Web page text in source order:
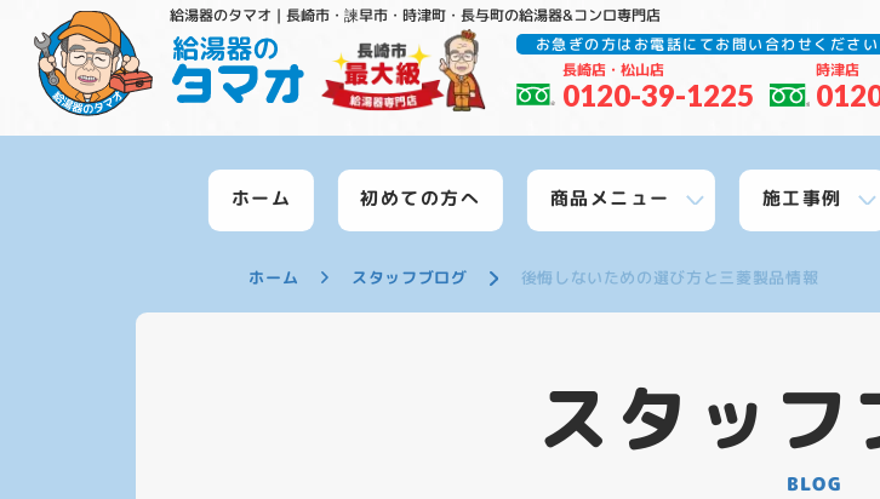
給湯器のタマオ｜長崎市・諫早市・時津町・長与町の給湯器&コンロ専門店
お急ぎの方はお電話にてお問い合わせくださ
長崎店・松山店
0120-39-1225
時津店
ホーム 初めての方へ 商品メニュー 施工事例
ホーム スタッフブログ 後悔しないための選び方と三菱製品情報
スタッフ
BLOG